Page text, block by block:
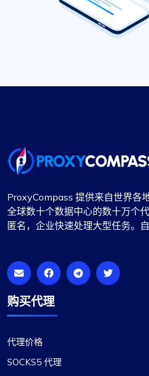
ProxyCompass 提供来自世界各
全球数十个数据中心的数十万个
匿名，企业快速处理大型任务。
购买代理
代理价格
SOCKS5 代理